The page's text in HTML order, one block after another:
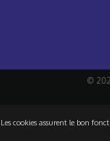
©
Les cookies assurent le bon